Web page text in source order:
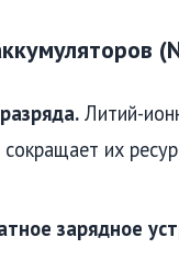
Литий-
их
зарядное